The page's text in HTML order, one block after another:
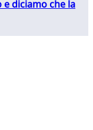
diciamo che la